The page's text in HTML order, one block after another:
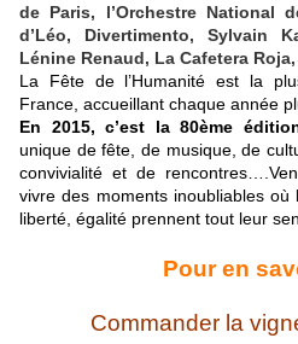
de Paris, l’Orchestre National
d’Léo, Divertimento, Sylvain
Lénine Renaud, La Cafetera
La Fête de l’Humanité est la
France, accueillant chaque année
En 2015, c’est la 80ème
unique de fête, de musique, de
convivialité et de
vivre des moments inoubliables où
liberté, égalité prennent tout leur
Pour en
Commander la